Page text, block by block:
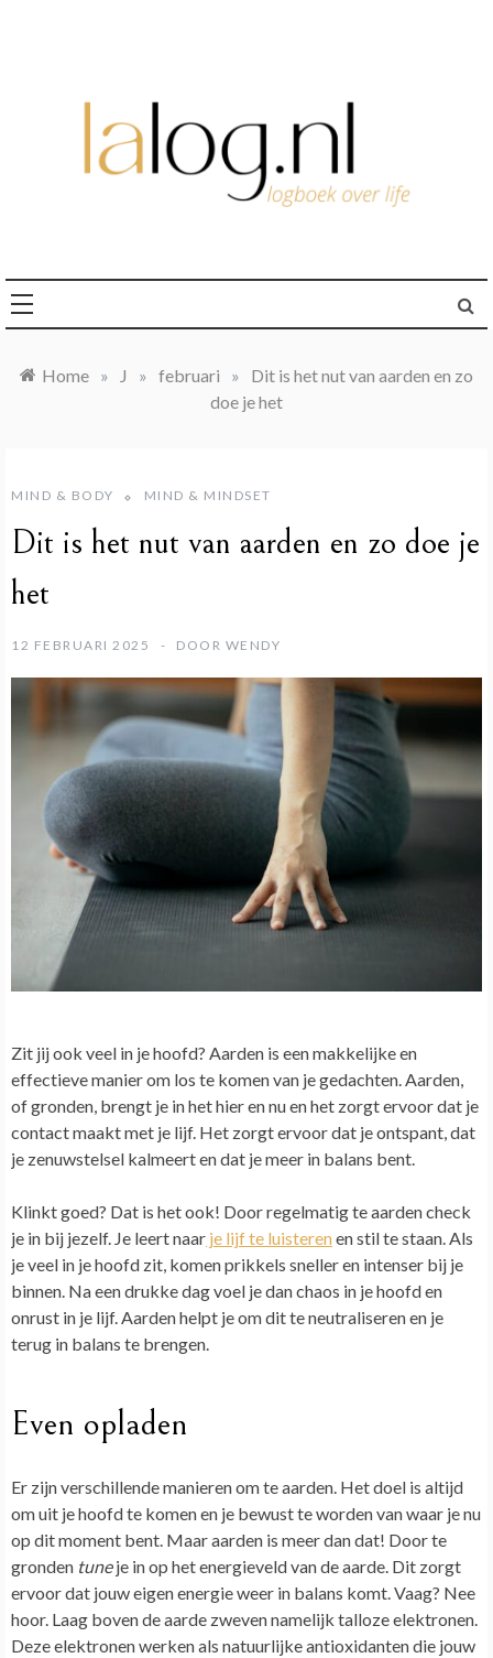
Home » J » februari »
Dit is het nut van aarden en zo
doe je het
MIND & BODY MIND & MINDSET
Dit is het nut van aarden en zo doe je
het
12 FEBRUARI 2025 DOOR WENDY
Zit jij ook veel in je hoofd? Aarden is een makkelijke en
effectieve manier om los te komen van je gedachten. Aarden,
of gronden, brengt je in het hier en nu en het zorgt ervoor dat je
contact maakt met je lijf. Het zorgt ervoor dat je ontspant, dat
je zenuwstelsel kalmeert en dat je meer in balans bent.
Klinkt goed? Dat is het ook! Door regelmatig te aarden check
je in bij jezelf. Je leert naar je lijf te luisterenen stil te staan. Als
je veel in je hoofd zit, komen prikkels sneller en intenser bij je
binnen. Na een drukke dag voel je dan chaos in je hoofd en
onrust in je lijf. Aarden helpt je om dit te neutraliseren en je
terug in balans te brengen.
Even opladen
Er zijn verschillende manieren om te aarden. Het doel is altijd
om uit je hoofd te komen en je bewust te worden van waar je nu
op dit moment bent. Maar aarden is meer dan dat! Door te
gronden tuneje in op het energieveld van de aarde. Dit zorgt
ervoor dat jouw eigen energie weer in balans komt. Vaag? Nee
hoor. Laag boven de aarde zweven namelijk talloze elektronen.
Deze elektronen werken als natuurlijke antioxidanten die jouw